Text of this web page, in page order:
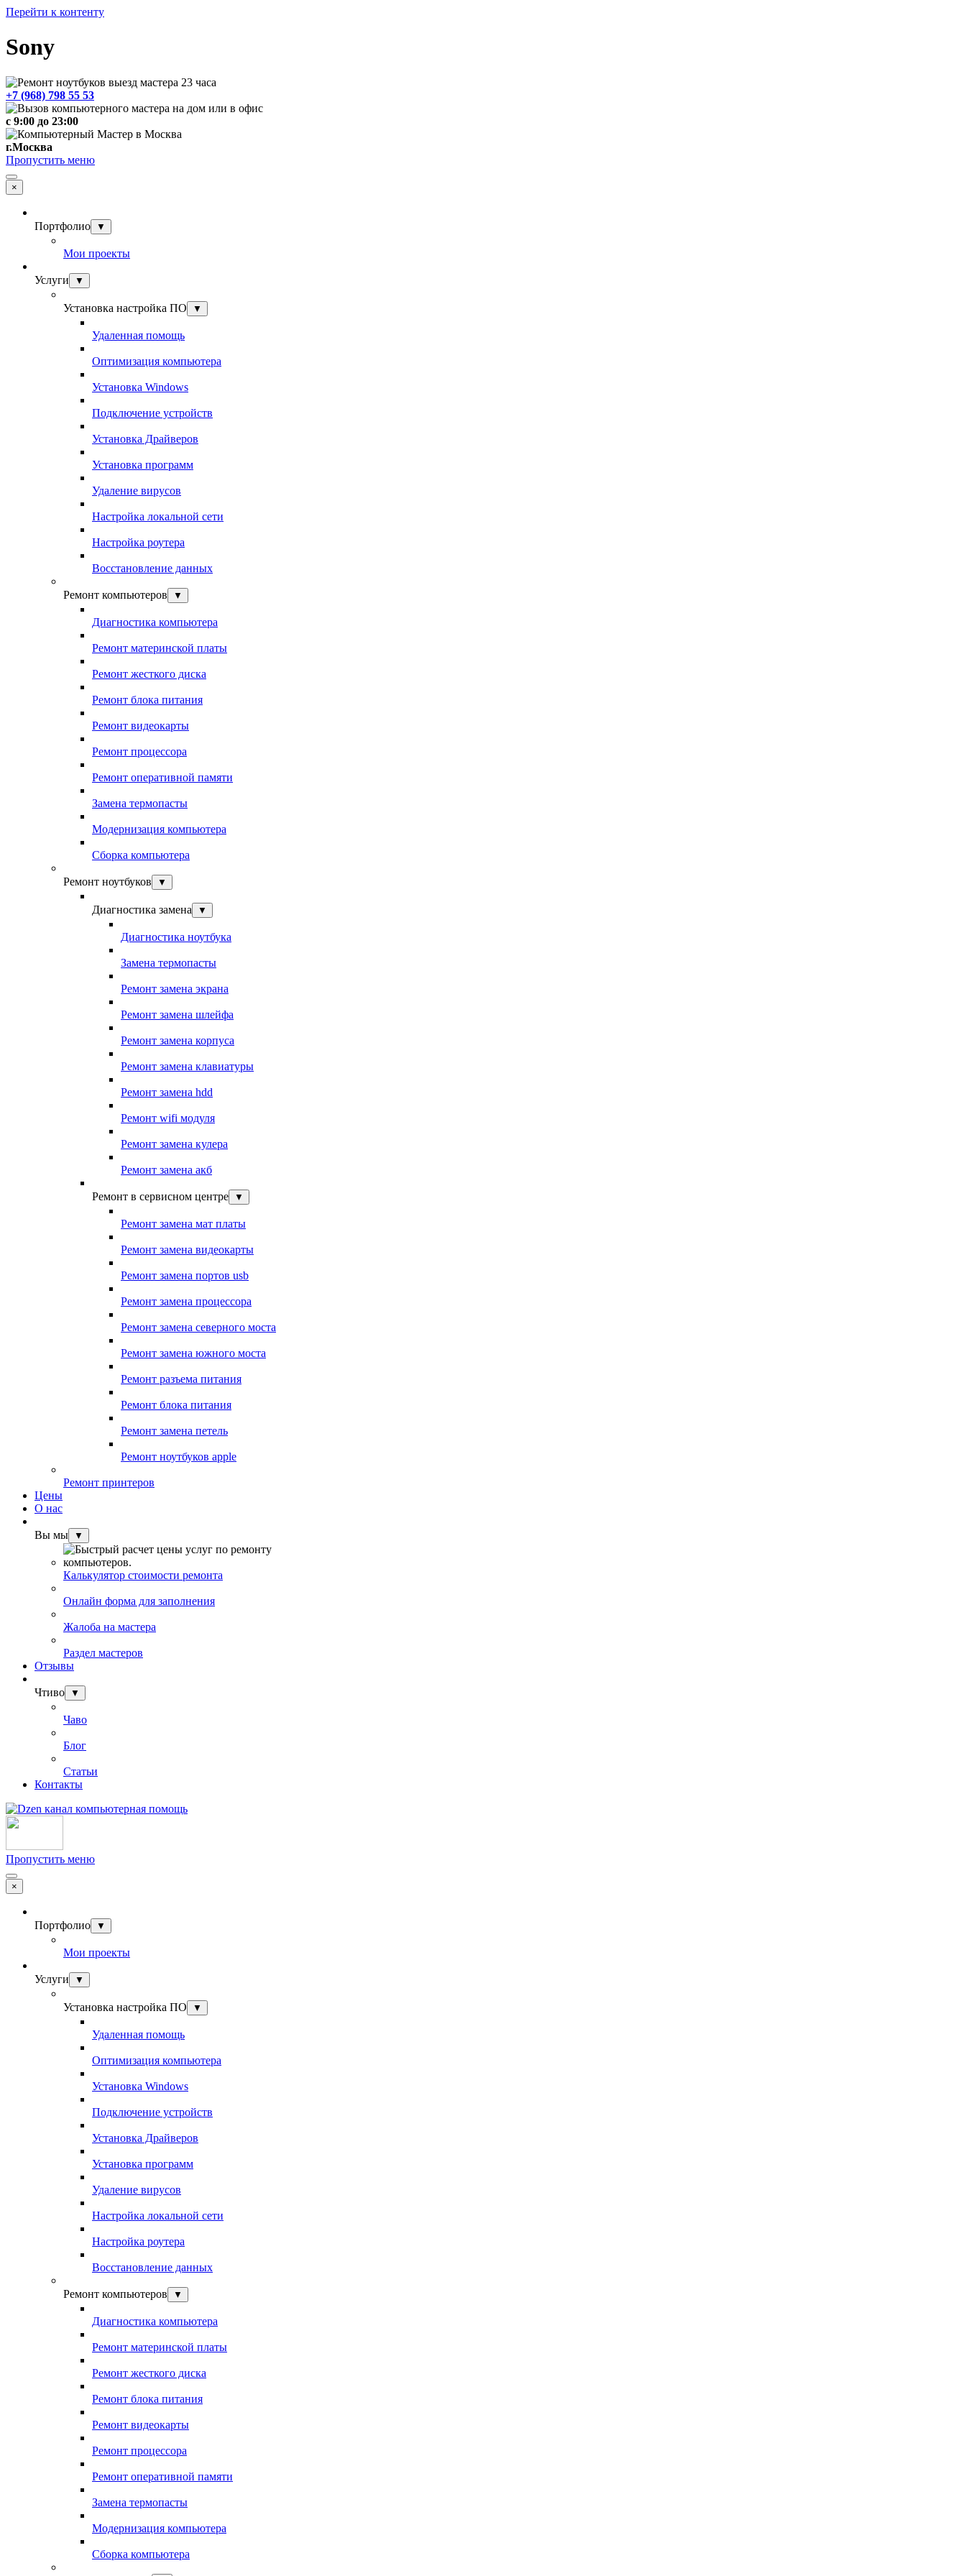
Перейти к контенту
Sony
+7 (968) 798 55 53
c 9:00 до 23:00
г.Москва
Пропустить меню
×
Портфолио ▼
Мои проекты
Услуги ▼
Установка настройка ПО ▼
Удаленная помощь
Оптимизация компьютера
Установка Windows
Подключение устройств
Установка Драйверов
Установка программ
Удаление вирусов
Настройка локальной сети
Настройка роутера
Восстановление данных
Ремонт компьютеров ▼
Диагностика компьютера
Ремонт материнской платы
Ремонт жесткого диска
Ремонт блока питания
Ремонт видеокарты
Ремонт процессора
Ремонт оперативной памяти
Замена термопасты
Модернизация компьютера
Сборка компьютера
Ремонт ноутбуков ▼
Диагностика замена ▼
Диагностика ноутбука
Замена термопасты
Ремонт замена экрана
Ремонт замена шлейфа
Ремонт замена корпуса
Ремонт замена клавиатуры
Ремонт замена hdd
Ремонт wifi модуля
Ремонт замена кулера
Ремонт замена акб
Ремонт в сервисном центре ▼
Ремонт замена мат платы
Ремонт замена видеокарты
Ремонт замена портов usb
Ремонт замена процессора
Ремонт замена северного моста
Ремонт замена южного моста
Ремонт разъема питания
Ремонт блока питания
Ремонт замена петель
Ремонт ноутбуков apple
Ремонт принтеров
Цены
О нас
Вы мы ▼
Калькулятор стоимости ремонта
Онлайн форма для заполнения
Жалоба на мастера
Раздел мастеров
Отзывы
Чтиво ▼
Чаво
Блог
Статьи
Контакты
Пропустить меню
×
Портфолио ▼
Мои проекты
Услуги ▼
Установка настройка ПО ▼
Удаленная помощь
Оптимизация компьютера
Установка Windows
Подключение устройств
Установка Драйверов
Установка программ
Удаление вирусов
Настройка локальной сети
Настройка роутера
Восстановление данных
Ремонт компьютеров ▼
Диагностика компьютера
Ремонт материнской платы
Ремонт жесткого диска
Ремонт блока питания
Ремонт видеокарты
Ремонт процессора
Ремонт оперативной памяти
Замена термопасты
Модернизация компьютера
Сборка компьютера